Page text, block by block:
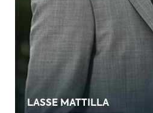
LASSE MATTILLA